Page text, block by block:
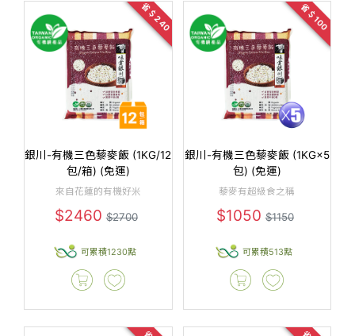
省＄240
銀川-有機三色藜麥飯 (1KG/12
包/箱) (免運)
來自花蓮的有機好米
$2460$2700
可累積1230點
省＄100
銀川-有機三色藜麥飯 (1KG×5
包) (免運)
藜麥有超級食之稱
$1050$1150
可累積513點